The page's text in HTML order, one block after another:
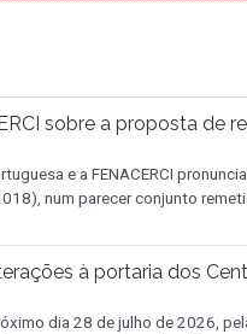
sobre a proposta de
e a FENACERCI
num parecer conjunto
à portaria dos
dia 28 de julho de 2026,